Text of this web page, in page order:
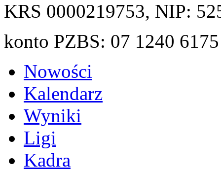
KRS 0000219753, NIP:
konto PZBS: 07 1240
Nowości
Kalendarz
Wyniki
Ligi
Kadra